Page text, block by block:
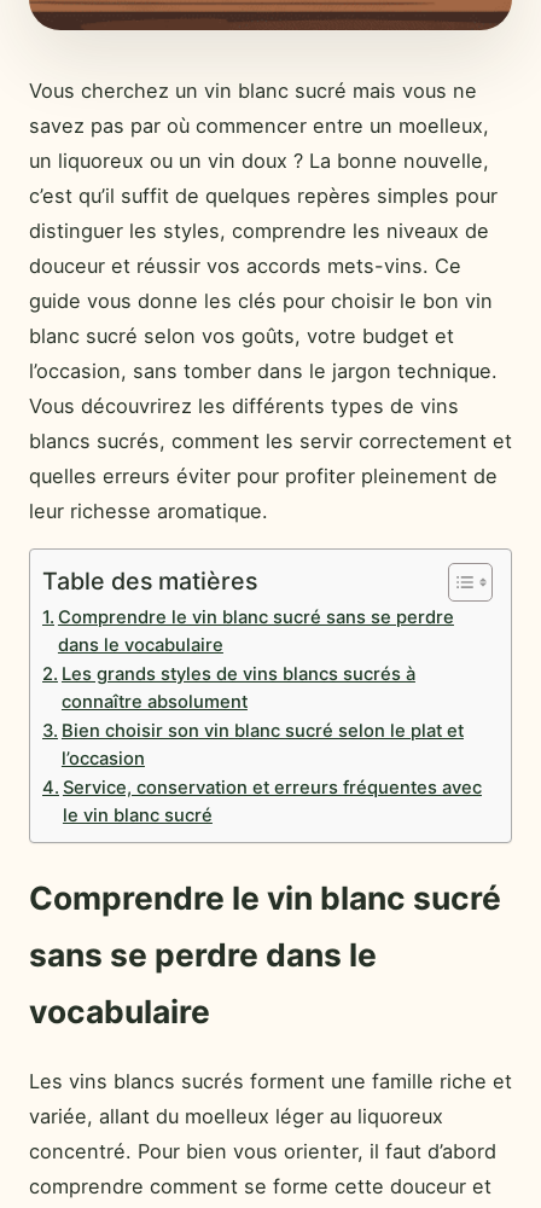
Vous cherchez un vin blanc sucré mais vous ne
savez pas par où commencer entre un moelleux,
un liquoreux ou un vin doux ? La bonne nouvelle,
c’est qu’il suffit de quelques repères simples pour
distinguer les styles, comprendre les niveaux de
douceur et réussir vos accords mets-vins. Ce
guide vous donne les clés pour choisir le bon vin
blanc sucré selon vos goûts, votre budget et
l’occasion, sans tomber dans le jargon technique.
Vous découvrirez les différents types de vins
blancs sucrés, comment les servir correctement et
quelles erreurs éviter pour profiter pleinement de
leur richesse aromatique.
Table des matières
Comprendre le vin blanc sucré sans se perdre
dans le vocabulaire
Les grands styles de vins blancs sucrés à
connaître absolument
Bien choisir son vin blanc sucré selon le plat et
l’occasion
Service, conservation et erreurs fréquentes avec
le vin blanc sucré
Comprendre le vin blanc sucré
sans se perdre dans le
vocabulaire
Les vins blancs sucrés forment une famille riche et
variée, allant du moelleux léger au liquoreux
concentré. Pour bien vous orienter, il faut d’abord
comprendre comment se forme cette douceur et